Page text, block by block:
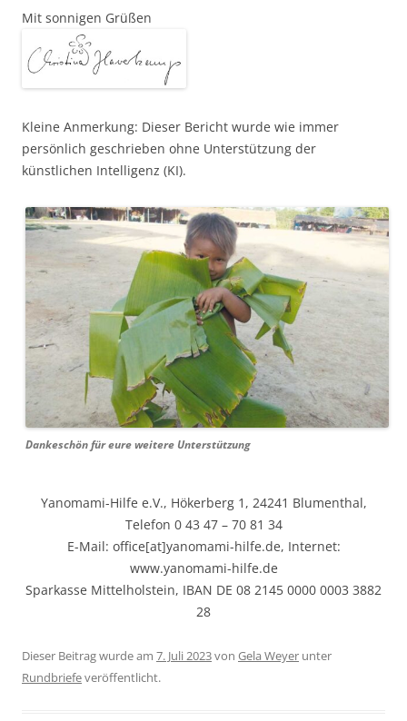
Mit sonnigen Grüßen
Kleine Anmerkung: Dieser Bericht wurde wie immer
persönlich geschrieben ohne Unterstützung der
künstlichen Intelligenz (KI).
Dankeschön für eure weitere Unterstützung
Yanomami-Hilfe e.V., Hökerberg 1, 24241 Blumenthal,
Telefon 0 43 47 – 70 81 34
E-Mail: office[at]yanomami-hilfe.de, Internet:
www.yanomami-hilfe.de
Sparkasse Mittelholstein, IBAN DE 08 2145 0000 0003 3882
28
Dieser Beitrag wurde am 7. Juli 2023von Gela Weyer unter
Rundbriefeveröffentlicht.